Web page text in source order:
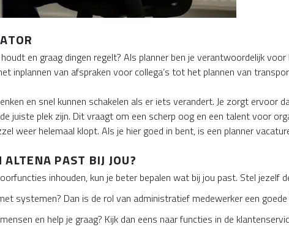
en graag dingen regelt? Als planner ben je verantwoordelijk
inplannen van afspraken voor collega’s tot het plannen van
en snel kunnen schakelen als er iets verandert. Je zorgt ervoor
juiste plek zijn. Dit vraagt om een scherp oog en een talent voor
weer helemaal klopt. Als je hier goed in bent, is een planner
PAST BIJ JOU?
inhouden, kun je beter bepalen wat bij jou past. Stel jezelf
systemen? Dan is de rol van administratief medewerker een goede
en help je graag? Kijk dan eens naar functies in de